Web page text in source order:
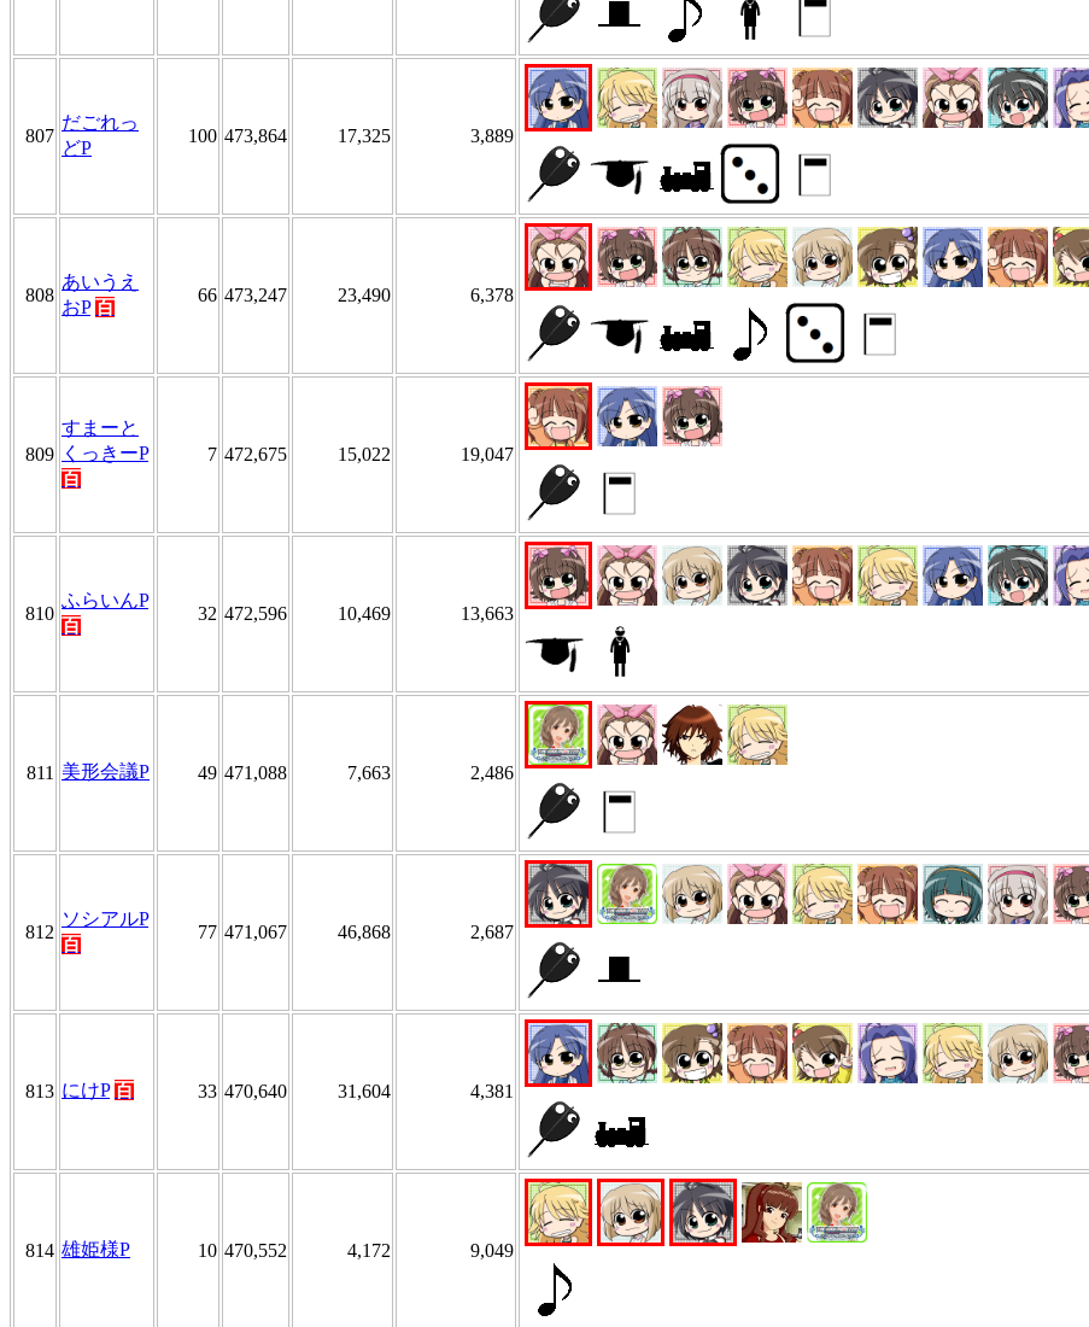
807
だごれっ
どP
100 473,864 17,325 3,889
808
あいうえ
おP 百
66 473,247 23,490 6,378
809
すまーと
くっきーP
百
7 472,675 15,022 19,047
810
ふらいんP
百
32 472,596 10,469 13,663
811 美形会議P 49 471,088 7,663 2,486
812
ソシアルP
百
77 471,067 46,868 2,687
813 にけP 百 33 470,640 31,604 4,381
814 雄姫様P 10 470,552 4,172 9,049